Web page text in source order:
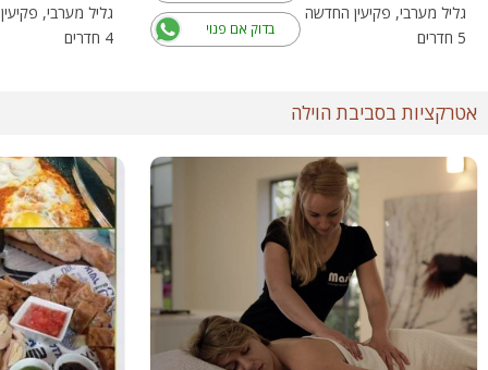
גליל מערבי, פקיעין החדשה
5 חדרים
בדוק אם פנוי
גליל מערבי,
4 חדרים
אטרקציות בסביבת הוילה